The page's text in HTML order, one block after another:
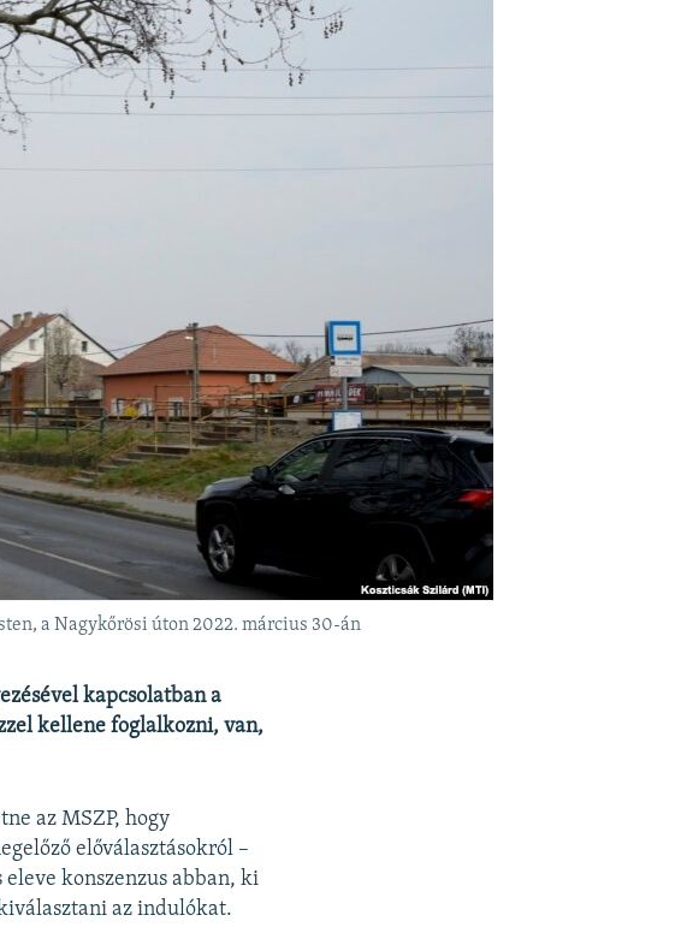
a Nagykőrösi úton 2022. március 30-án
kapcsolatban a
kellene foglalkozni, van,
az MSZP, hogy
előválasztásokról –
konszenzus abban, ki
az indulókat.